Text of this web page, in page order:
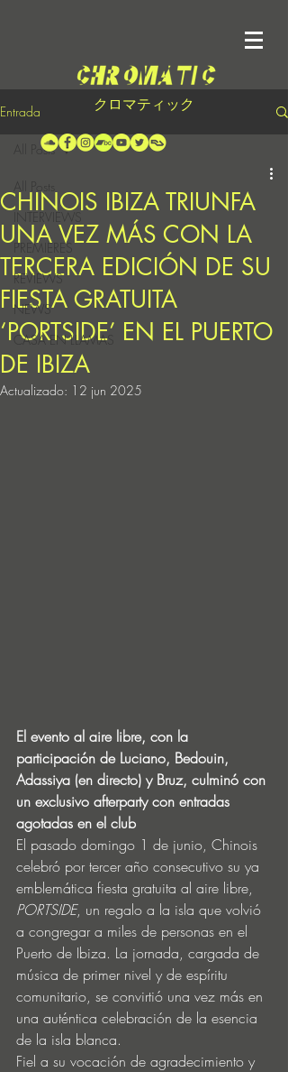
クロマティック
Entrada
INTERVIEWS
PREMIERES
REVIEWS
NEWS
CASA EN LLAMAS
All Posts
CHINOIS IBIZA TRIUNFA
UNA VEZ MÁS CON LA
TERCERA EDICIÓN DE SU
FIESTA GRATUITA
‘PORTSIDE’ EN EL PUERTO
DE IBIZA
Actualizado: 12 jun 2025
El evento al aire libre, con la
participación de Luciano, Bedouin,
Adassiya (en directo) y Bruz, culminó con
un exclusivo afterparty con entradas
agotadas en el club
El pasado domingo 1 de junio, Chinois
celebró por tercer año consecutivo su ya
emblemática fiesta gratuita al aire libre,
PORTSIDE, un regalo a la isla que volvió
a congregar a miles de personas en el
Puerto de Ibiza. La jornada, cargada de
música de primer nivel y de espíritu
comunitario, se convirtió una vez más en
una auténtica celebración de la esencia
de la isla blanca.
Fiel a su vocación de agradecimiento y